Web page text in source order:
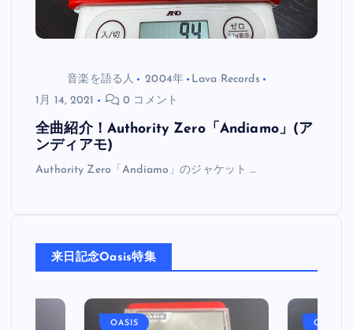
音楽を語る人 2004年
Lava Records
1月 14, 2021
0 コメント
全曲紹介！Authority Zero「Andiamo」(ア
ンディアモ)
Authority Zero「Andiamo」のジャケット …
来日記念Oasis特集
OASIS OASIS